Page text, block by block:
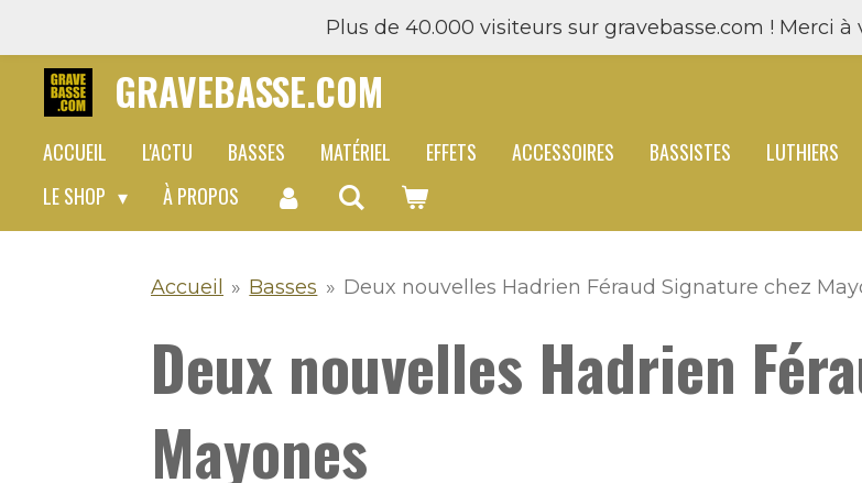
contenu
Plus de 40.000 visiteurs sur gravebasse.com ! Merci à
GRAVEBASSE.COM
ACCUEIL L'ACTU BASSES MATÉRIEL EFFETS ACCESSOIRES BASSISTES LUTHIERS
LE SHOP
À PROPOS
Accueil » Basses » Deux nouvelles Hadrien Féraud Signature chez
Deux nouvelles Hadrien
Mayones